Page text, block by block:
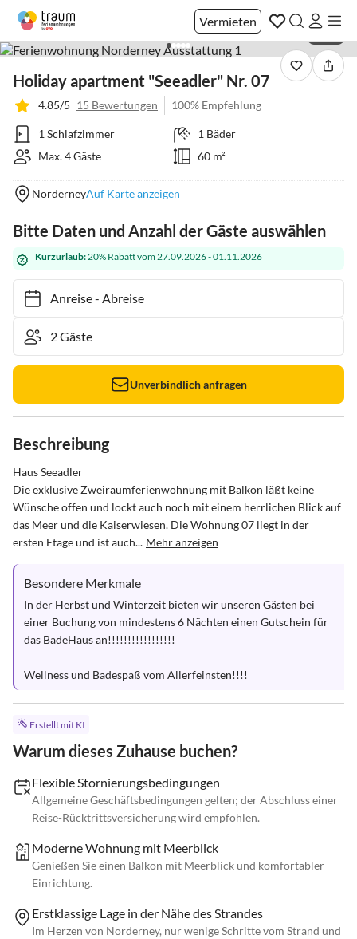
Vermieten
Holiday apartment "Seeadler" Nr. 07
4.85/5 15 Bewertungen 100% Empfehlung
1 Schlafzimmer
1 Bäder
Max. 4 Gäste
60 m²
NorderneyAuf Karte anzeigen
Bitte Daten und Anzahl der Gäste auswählen
Kurzurlaub:20% Rabatt vom 27.09.2026 - 01.11.2026
Anreise- Abreise
Unverbindlich anfragen
Beschreibung
Haus Seeadler
Die exklusive Zweiraumferienwohnung mit Balkon läßt keine
Wünsche offen und lockt auch noch mit einem herrlichen Blick auf
das Meer und die Kaiserwiesen. Die Wohnung 07 liegt in der
ersten Etage und ist auch... Mehr anzeigen
Besondere Merkmale
In der Herbst und Winterzeit bieten wir unseren Gästen bei
einer Buchung von mindestens 6 Nächten einen Gutschein für
das BadeHaus an!!!!!!!!!!!!!!!!!
Wellness und Badespaß vom Allerfeinsten!!!!
Erstellt mit KI
Warum dieses Zuhause buchen?
Flexible Stornierungsbedingungen
Allgemeine Geschäftsbedingungen gelten; der Abschluss einer
Reise-Rücktrittsversicherung wird empfohlen.
Moderne Wohnung mit Meerblick
Genießen Sie einen Balkon mit Meerblick und komfortabler
Einrichtung.
Erstklassige Lage in der Nähe des Strandes
Im Herzen von Norderney, nur wenige Schritte vom Strand und